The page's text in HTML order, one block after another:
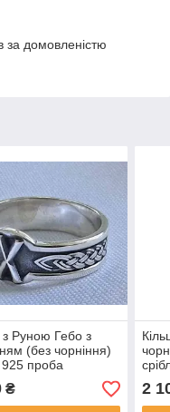
за домовленістю
з Руною Гебо з
(без чорніння)
925 проба
₴ 2